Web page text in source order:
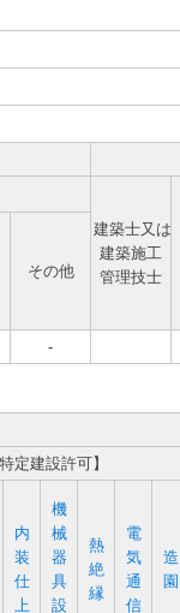
建築士又は
建築施工
管理技士
その他
-
定建設許可】
内
装
仕
上
機
械
器
具
設
熱
絶
縁
電
気
通
信
造
園